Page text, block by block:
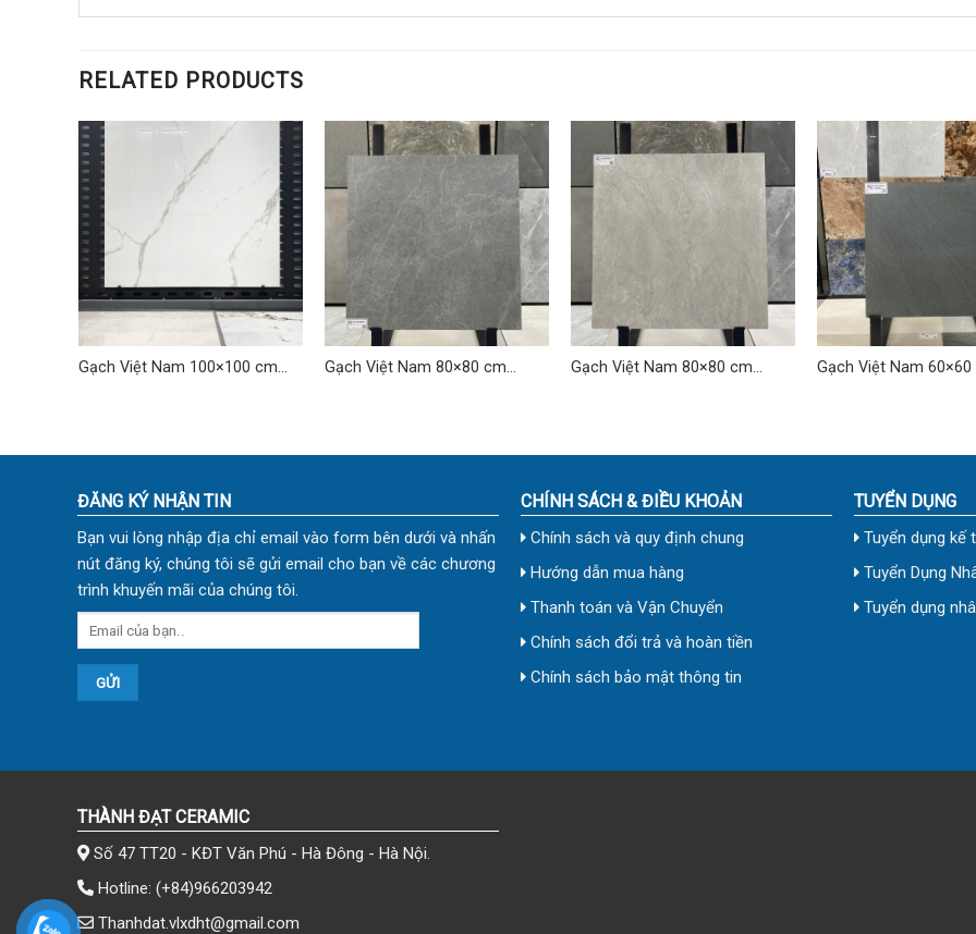
RELATED PRODUCTS
Gạch Việt Nam 100×100 cm
Gạch Việt Nam 80×80 cm
Gạch Việt Nam 80×80 cm
Gạch Việt Nam 60×60
ĐĂNG KÝ NHẬN TIN
Bạn vui lòng nhập địa chỉ email vào form bên dưới và nhấn
nút đăng ký, chúng tôi sẽ gửi email cho bạn về các chương
trình khuyến mãi của chúng tôi.
CHÍNH SÁCH & ĐIỀU KHOẢN
Chính sách và quy định chung
Hướng dẫn mua hàng
Thanh toán và Vận Chuyển
Chính sách đổi trả và hoàn tiền
Chính sách bảo mật thông tin
TUYỂN DỤNG
Tuyển dụng kế
Tuyển Dụng
Tuyển dụng
THÀNH ĐẠT CERAMIC
Số 47 TT20 - KĐT Văn Phú - Hà Đông - Hà Nội.
Hotline: (+84)966203942
Thanhdat.vlxdht@gmail.com